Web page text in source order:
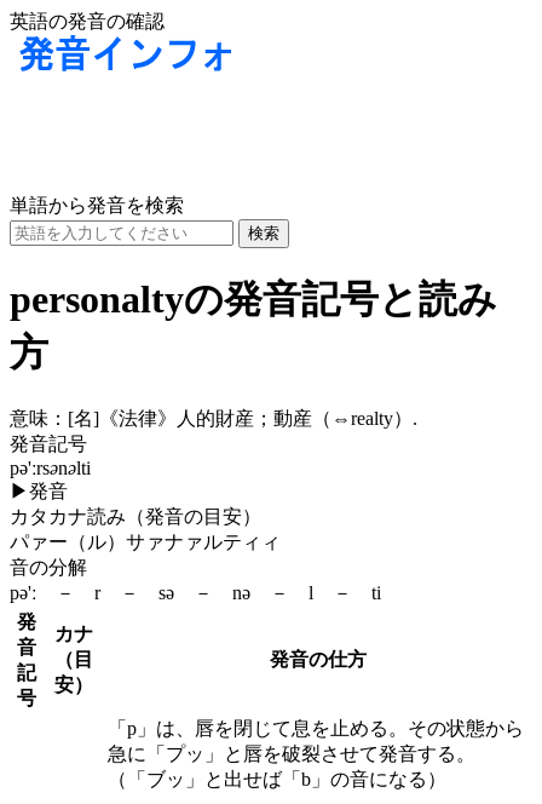
英語の発音の確認
単語から発音を検索
personaltyの発音記号と読み
方
意味： [名] 《法律》人的財産；動産（⇔realty）.
発音記号
pə'ːrsənəlti
▶発音
カタカナ読み（発音の目安）
パァー（ル）サァナァルティィ
音の分解
pə'ː － r － sə － nə － l － ti
発
音
記
号
カナ
（目
安）
発音の仕方
「p」は、唇を閉じて息を止める。その状態から
急に「プッ」と唇を破裂させて発音する。
（「ブッ」と出せば「b」の音になる）